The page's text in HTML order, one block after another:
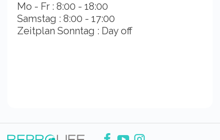
Mo - Fr : 8:00 - 18:00
Samstag : 8:00 - 17:00
Zeitplan Sonntag : Day off